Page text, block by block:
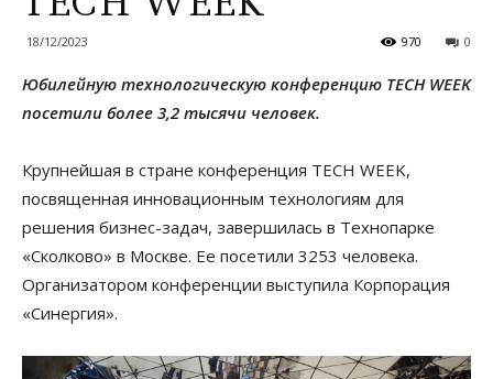
18/12/2023 0
970
Юбилейную технологическую конференцию TECH WEEK
посетили более 3,2 тысячи человек.
Крупнейшая в стране конференция TECH WEEK,
посвященная инновационным технологиям для
решения бизнес-задач, завершилась в Технопарке
«Сколково» в Москве. Ее посетили 3253 человека.
Организатором конференции выступила Корпорация
«Синергия».